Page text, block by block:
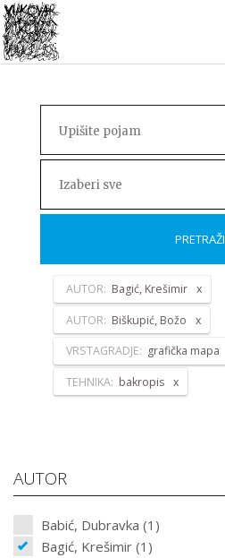
Izaberi sve
PRETRAŽI
AUTOR: Bagić, Krešimir
AUTOR: Biškupić, Božo
VRSTAGRADJE: grafička mapa
TEHNIKA: bakropis
AUTOR
Babić, Dubravka (1)
Bagić, Krešimir (1)